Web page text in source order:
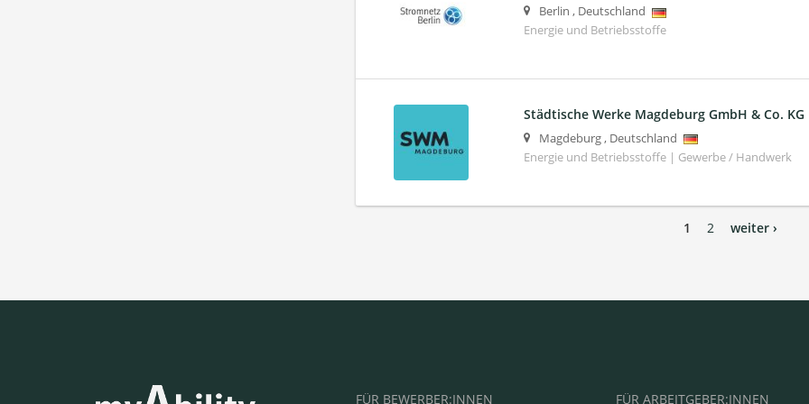
Berlin , Deutschland
Energie und Betriebsstoffe
Städtische Werke Magdeburg GmbH & Co. KG
Magdeburg, Deutschland
Energie und Betriebsstoffe | Gewerbe / Handwerk
1 2 weiter ›
FÜR BEWERBER:INNEN FÜR ARBEITGEBER:INNEN